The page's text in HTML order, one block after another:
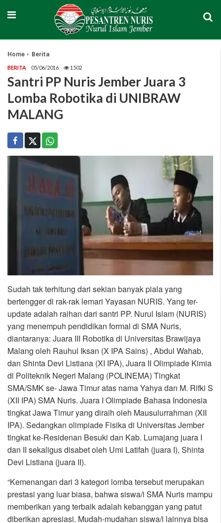
Home Berita
BERITA 05/06/2016 1502
Santri PP Nuris Jember Juara 3
Lomba Robotika di UNIBRAW
MALANG
Sudah tak terhitung dari sekian banyak piala yang
bertengger di rak-rak lemari Yayasan NURIS. Yang ter-
update adalah raihan dari santri PP. Nurul Islam (NURIS)
yang menempuh pendidikan formal di SMA Nuris,
diantaranya: Juara III Robotika di Universitas Brawijaya
Malang oleh Rauhul Iksan (X IPA Sains) , Abdul Wahab,
dan Shinta Devi Listiana (XI IPA), Juara II Olimpiade Kimia
di Politeknik Negeri Malang (POLINEMA) Tingkat
SMA/SMK se- Jawa Timur atas nama Yahya dan M. Rifki S
(XII IPA) SMA Nuris. Juara I Olimpiade Bahasa Indonesia
tingkat Jawa Timur yang diraih oleh Mausulurrahman (XII
IPA). Sedangkan olimpiade Fisika di Universitas Jember
tingkat ke-Residenan Besuki dan Kab. Lumajang juara I
dan II sekaligus disabet oleh Umi Latifah (juara I), Shinta
Devi Listiana (juara II).
“Kemenangan dari 3 kategori lomba tersebut merupakan
prestasi yang luar biasa, bahwa siswa/i SMA Nuris mampu
memberikan yang terbaik adalah kebanggan yang patut
diberikan apresiasi. Mudah-mudahan siswa/i lainnya bisa